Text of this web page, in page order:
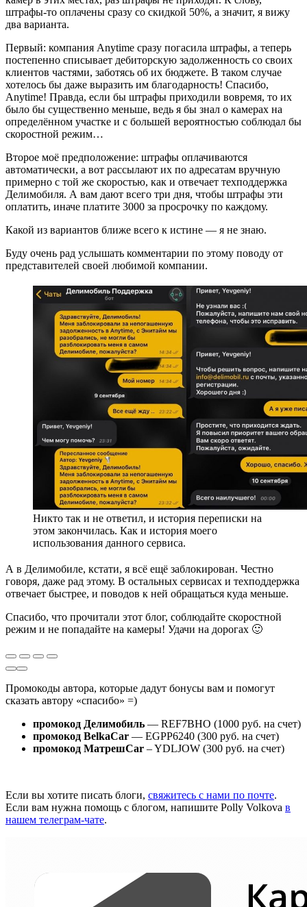
штрафы-то оплачены сразу со скидкой 50%, а значит, я вижу
два варианта.
Первый: компания Anytime сразу погасила штрафы, а теперь
постепенно списывает дебиторскую задолженность со своих
клиентов частями, заботясь об их бюджете. В таком случае
хотелось бы даже выразить им благодарность! Спасибо,
Anytime! Правда, если бы штрафы приходили вовремя, то их
было бы существенно меньше, ведь я бы знал о камерах на
определённом участке и с большей вероятностью соблюдал бы
скоростной режим…
Второе моё предположение: штрафы оплачиваются
автоматически, а вот рассылают их по адресатам вручную
примерно с той же скоростью, как и отвечает техподдержка
Делимобиля. А вам дают всего три дня, чтобы штрафы эти
оплатить, иначе платите 3000 за просрочку по каждому.
Какой из вариантов ближе всего к истине — я не знаю.
Буду очень рад услышать комментарии по этому поводу от
представителей своей любимой компании.
Никто так и не ответил, и история переписки на
этом закончилась. Как и история моего
использования данного сервиса.
А в Делимобиле, кстати, я всё ещё заблокирован. Честно
говоря, даже рад этому. В остальных сервисах и техподдержка
отвечает быстрее, и поводов к ней обращаться куда меньше.
Спасибо, что прочитали этот блог, соблюдайте скоростной
режим и не попадайте на камеры! Удачи на дорогах 🙂
Промокоды автора, которые дадут бонусы вам и помогут
сказать автору «спасибо» =)
промокод Делимобиль — REF7BHO (1000 руб. на счет)
промокод BelkaCar — EGPP6240 (300 руб. на счет)
промокод МатрешCar – YDLJOW (300 руб. на счет)
Если вы хотите писать блоги, свяжитесь с нами по почте.
Если вам нужна помощь с блогом, напишите Polly Volkova в
нашем телеграм-чате.